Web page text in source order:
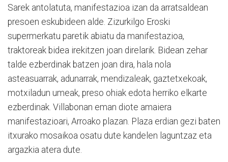
Sarek antolatuta, manifestazioa izan da arratsaldean
presoen eskubideen alde. Zizurkilgo Eroski
supermerkatu paretik abiatu da manifestazioa,
traktoreak bidea irekitzen joan direlarik. Bidean zehar
talde ezberdinak batzen joan dira, hala nola
asteasuarrak, adunarrak, mendizaleak, gaztetxekoak,
motxiladun umeak, preso ohiak edota herriko elkarte
ezberdinak. Villabonan eman diote amaiera
manifestazioari, Arroako plazan. Plaza erdian gezi baten
itxurako mosaikoa osatu dute kandelen laguntzaz eta
argazkia atera dute.